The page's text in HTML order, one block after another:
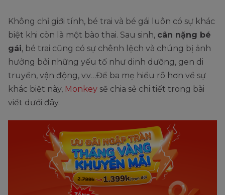
Không chỉ giới tính, bé trai và bé gái luôn có sự khác
biệt khi còn là một bào thai. Sau sinh, cân nặng bé
gái, bé trai cũng có sự chênh lệch và chúng bị ảnh
hưởng bởi những yếu tố như dinh dưỡng, gen di
truyền, vận động, v.v…Để ba mẹ hiểu rõ hơn về sự
khác biệt này, Monkey sẽ chia sẻ chi tiết trong bài
viết dưới đây.